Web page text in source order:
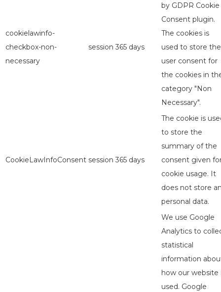
cookielawinfo-
checkbox-non-
necessary
session 365 days
by GDPR Cookie
Consent plugin.
The cookies is
used to store the
user consent for
the cookies in
category "Non
Necessary".
CookieLawInfoConsent session 365 days
The cookie is
to store the
summary of the
consent given
cookie usage. It
does not store
personal data.
We use Google
Analytics to
statistical
information
how our website
used. Google